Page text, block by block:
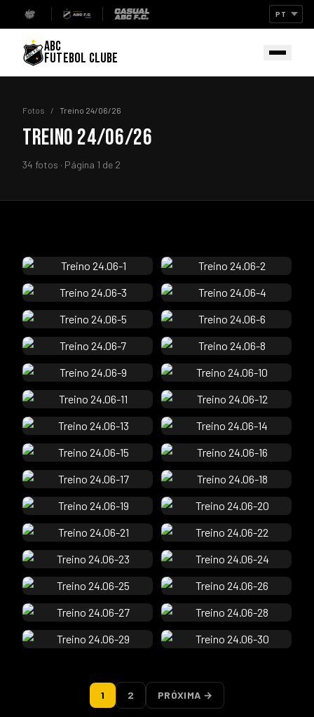
ABC
FUTEBOL CLUBE
Fotos / Treino 24/06/26
TREINO 24/06/26
34 fotos · Página 1 de 2
1 2 PRÓXIMA →